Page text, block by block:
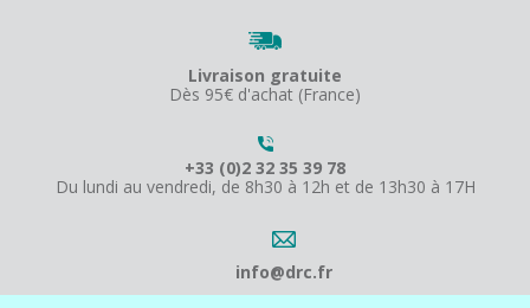
Livraison gratuite
Dès 95€ d'achat (France)
+33 (0)2 32 35 39 78
Du lundi au vendredi, de 8h30 à 12h et de 13h30 à 17H
info@drc.fr